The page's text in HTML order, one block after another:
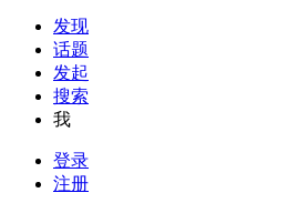
发现
话题
发起
搜索
我
登录
注册